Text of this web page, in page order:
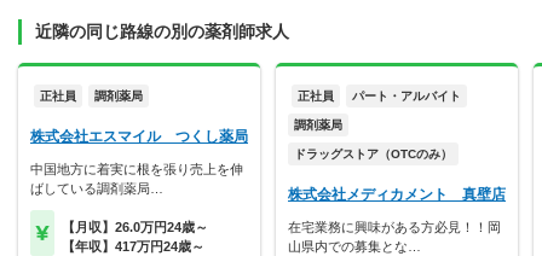
近隣の同じ路線の別の薬剤師求人
正社員 調剤薬局
株式会社エスマイル つくし薬局
中国地方に着実に根を張り売上を伸
ばしている調剤薬局…
【月収】26.0万円24歳～
【年収】417万円24歳～
正社員 パート・アルバイト
調剤薬局
ドラッグストア（OTCのみ）
株式会社メディカメント 真壁店
在宅業務に興味がある方必見！！岡
山県内での募集とな…